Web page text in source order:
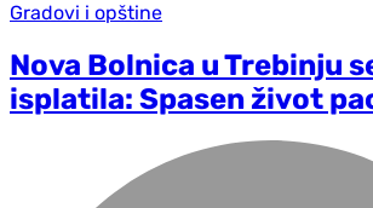
Gradovi i opštine
Nova Bolnica u Trebinju
isplatila: Spasen život